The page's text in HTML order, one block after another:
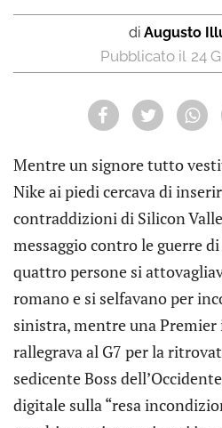
di Augusto
24
Mentre un signore tutto
Nike ai piedi cercava di
contraddizioni di Silicon
messaggio contro le guerre
quattro persone si
romano e si selfavano per
sinistra, mentre una Premier
rallegrava al G7 per la
sedicente Boss
digitale sulla “resa